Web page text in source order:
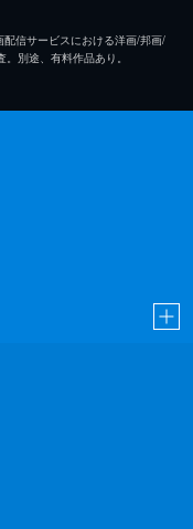
信サービスにおける洋画/邦画/
別途、有料作品あり。